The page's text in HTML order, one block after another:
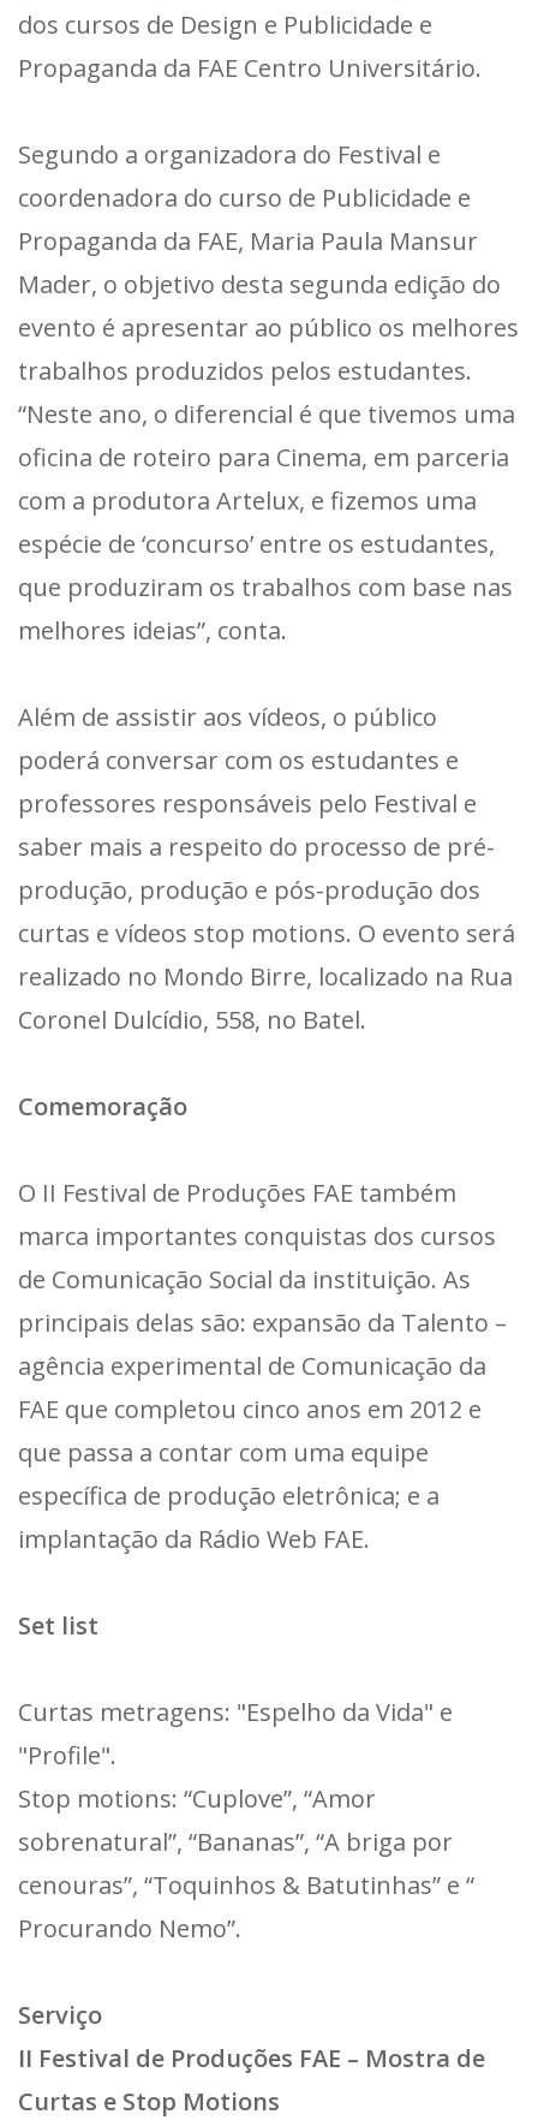
dos cursos de Design e Publicidade e
Propaganda da FAE Centro Universitário.
Segundo a organizadora do Festival e
coordenadora do curso de Publicidade e
Propaganda da FAE, Maria Paula Mansur
Mader, o objetivo desta segunda edição do
evento é apresentar ao público os melhores
trabalhos produzidos pelos estudantes.
“Neste ano, o diferencial é que tivemos uma
oficina de roteiro para Cinema, em parceria
com a produtora Artelux, e fizemos uma
espécie de ‘concurso’ entre os estudantes,
que produziram os trabalhos com base nas
melhores ideias”, conta.
Além de assistir aos vídeos, o público
poderá conversar com os estudantes e
professores responsáveis pelo Festival e
saber mais a respeito do processo de pré-
produção, produção e pós-produção dos
curtas e vídeos stop motions. O evento será
realizado no Mondo Birre, localizado na Rua
Coronel Dulcídio, 558, no Batel.
Comemoração
O II Festival de Produções FAE também
marca importantes conquistas dos cursos
de Comunicação Social da instituição. As
principais delas são: expansão da Talento –
agência experimental de Comunicação da
FAE que completou cinco anos em 2012 e
que passa a contar com uma equipe
específica de produção eletrônica; e a
implantação da Rádio Web FAE.
Set list
Curtas metragens: "Espelho da Vida" e
"Profile".
Stop motions: “Cuplove”, “Amor
sobrenatural”, “Bananas”, “A briga por
cenouras”, “Toquinhos & Batutinhas” e “
Procurando Nemo”.
Serviço
II Festival de Produções FAE – Mostra de
Curtas e Stop Motions